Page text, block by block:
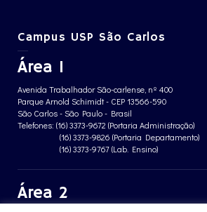
Campus USP São Carlos
Área 1
Avenida Trabalhador São-carlense, nº 400
Parque Arnold Schimidt - CEP 13566-590
São Carlos - São Paulo - Brasil
Telefones: (16) 3373-9672 (Portaria Administração)
(16) 3373-9826 (Portaria Departamento)
(16) 3373-9767 (Lab. Ensino)
Área 2